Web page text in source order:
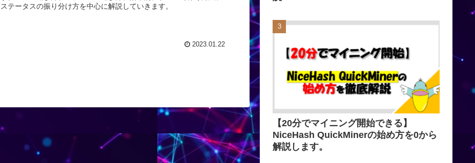
ステータスの振り分け方を中心に解説していきます。
2023.01.22
【20分でマイニング開始できる】
NiceHash QuickMinerの始め方を0から
解説します。